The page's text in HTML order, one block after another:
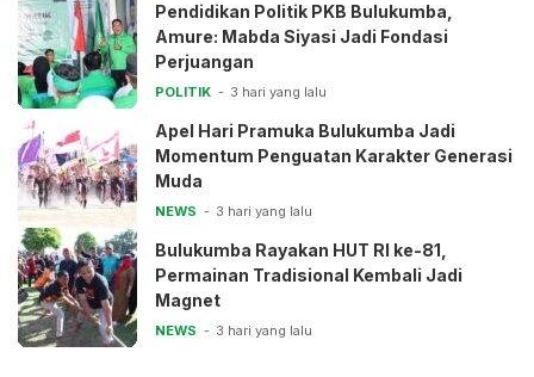
Pendidikan Politik PKB Bulukumba,
Amure: Mabda Siyasi Jadi Fondasi
Perjuangan
POLITIK 3 hari yang lalu
Apel Hari Pramuka Bulukumba Jadi
Momentum Penguatan Karakter Generasi
Muda
NEWS 3 hari yang lalu
Bulukumba Rayakan HUT RI ke-81,
Permainan Tradisional Kembali Jadi
Magnet
NEWS 3 hari yang lalu